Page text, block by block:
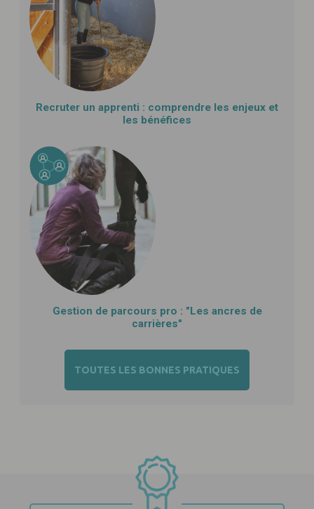
Recruter un apprenti : comprendre les enjeux et
les bénéfices
Gestion de parcours pro : "Les ancres de
carrières"
TOUTES LES BONNES PRATIQUES